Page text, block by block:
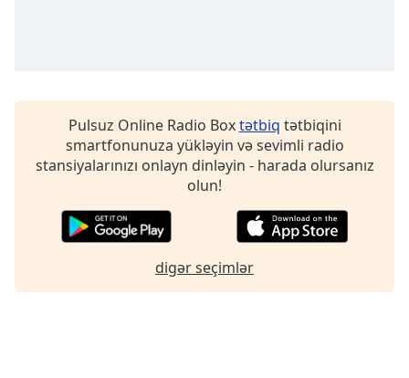
Pulsuz Online Radio Boxtətbiq tətbiqini
smartfonunuza yükləyin və sevimli radio
stansiyalarınızı onlayn dinləyin - harada olursanız
olun!
digər seçimlər